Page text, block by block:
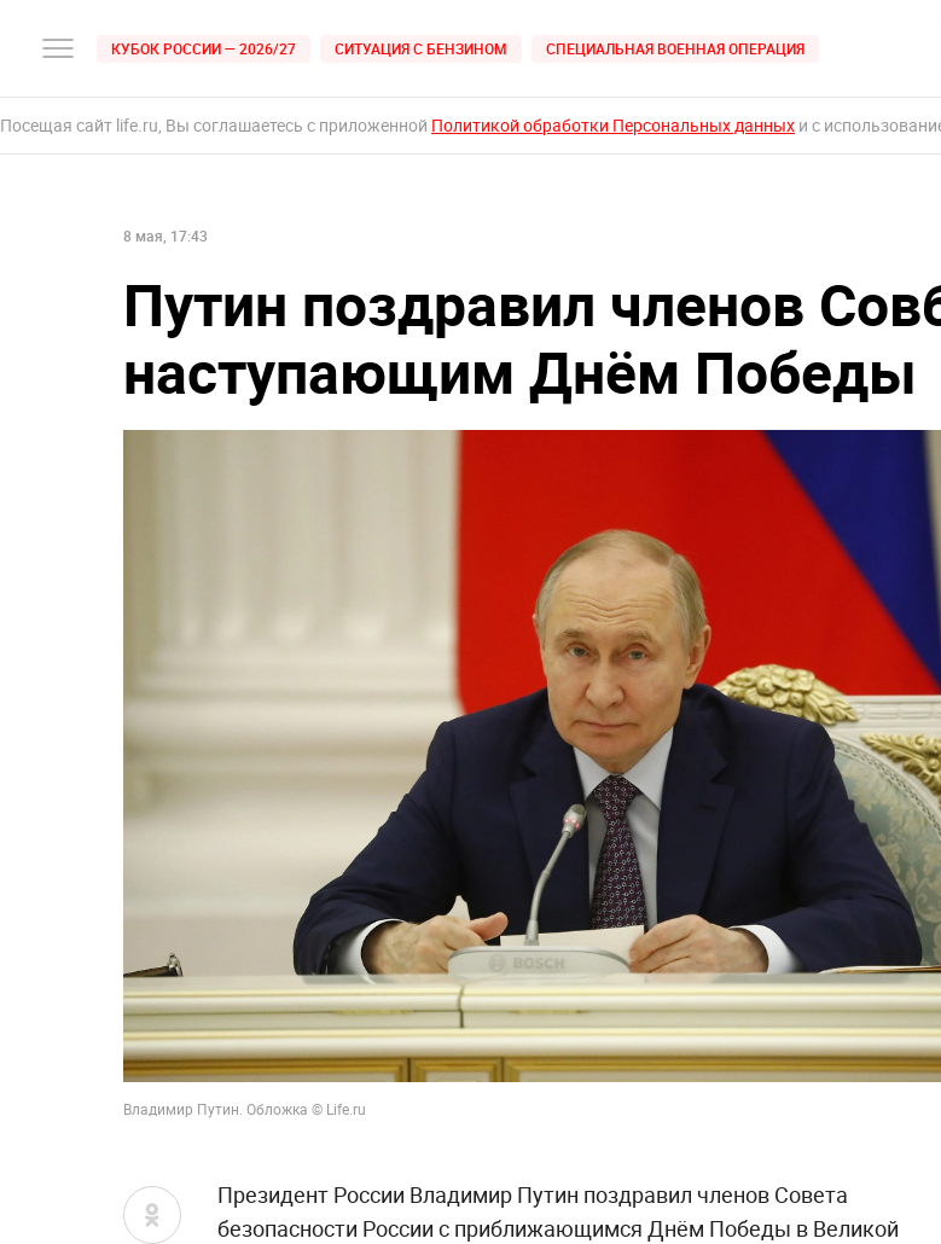
КУБОК РОССИИ — 2026/27 СИТУАЦИЯ С БЕНЗИНОМ СПЕЦИАЛЬНАЯ ВОЕННАЯ ОПЕРАЦИЯ
Посещая сайт life.ru, Вы соглашаетесь с приложенной Политикой обработки Персональных данных и с
8 мая, 17:43
Путин поздравил членов
наступающим Днём Победы
Владимир Путин. Обложка © Life.ru
Президент России Владимир Путин поздравил членов Совета
безопасности России с приближающимся Днём Победы в Великой